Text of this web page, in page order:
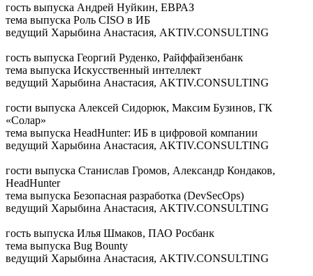
гость выпуска Андрей Нуйкин, ЕВРАЗ
тема выпуска Роль CISO в ИБ
ведущий Харыбина Анастасия, AKTIV.CONSULTING
гость выпуска Георгий Руденко, Райффайзенбанк
тема выпуска Искусственный интеллект
ведущий Харыбина Анастасия, AKTIV.CONSULTING
гости выпуска Алексей Сидорюк, Максим Бузинов, ГК
«Солар»
тема выпуска HeadHunter: ИБ в цифровой компании
ведущий Харыбина Анастасия, AKTIV.CONSULTING
гости выпуска Станислав Громов, Александр Кондаков,
HeadHunter
тема выпуска Безопасная разработка (DevSecOps)
ведущий Харыбина Анастасия, AKTIV.CONSULTING
гость выпуска Илья Шмаков, ПАО Росбанк
тема выпуска Bug Bounty
ведущий Харыбина Анастасия, AKTIV.CONSULTING